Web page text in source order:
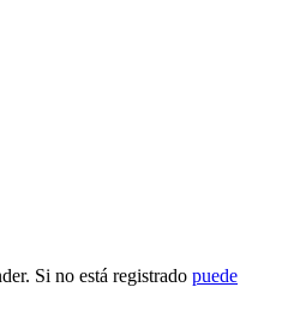
Si no está registrado puede